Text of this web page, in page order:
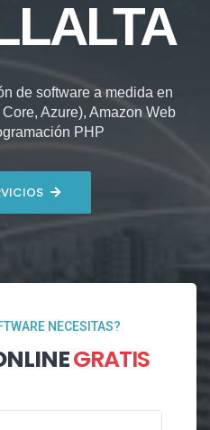
de software a medida en
Azure), Amazon Web
PHP
NECESITAS?
GRATIS